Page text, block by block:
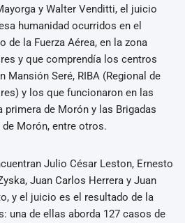
y Walter Venditti, el juicio
humanidad ocurridos en el
la Fuerza Aérea, en la zona
y que comprendía los centros
Mansión Seré, RIBA (Regional de
y los que funcionaron en las
de Morón y las Brigadas
Morón, entre otros.
Julio César Leston, Ernesto
Juan Carlos Herrera y Juan
y el juicio es el resultado de la
una de ellas aborda 127 casos de